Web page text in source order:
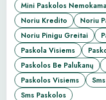
Mini Paskolos
Noriu Kredito
Noriu
Noriu Pinigu Greitai
Paskola Visiems
Paskolos Be Palūkanų
Paskolos Visiems
Sms Paskolos